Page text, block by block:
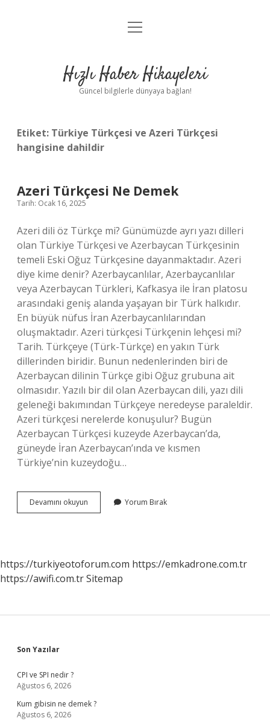
Anasayfa
Yasal Uyarı
menüyü
Hızlı Haber Hikayeleri
Güncel bilgilerle dünyaya bağlan!
Etiket: Türkiye Türkçesi ve Azeri Türkçesi
hangisine dahildir
Azeri Türkçesi Ne Demek
Tarih: Ocak 16, 2025
Azeri dili öz Türkçe mi? Günümüzde ayrı yazı dilleri
olan Türkiye Türkçesi ve Azerbaycan Türkçesinin
temeli Eski Oğuz Türkçesine dayanmaktadır. Azeri
diye kime denir? Azerbaycanlılar, Azerbaycanlılar
veya Azerbaycan Türkleri, Kafkasya ile İran platosu
arasındaki geniş alanda yaşayan bir Türk halkıdır.
En büyük nüfus İran Azerbaycanlılarından
oluşmaktadır. Azeri türkçesi Türkçenin lehçesi mi?
Tarih. Türkçeye (Türk-Türkçe) en yakın Türk
dillerinden biridir. Bunun nedenlerinden biri de
Azerbaycan dilinin Türkçe gibi Oğuz grubuna ait
olmasıdır. Yazılı bir dil olan Azerbaycan dili, yazı dili
geleneği bakımından Türkçeye neredeyse paraleldir.
Azeri türkçesi nerelerde konuşulur? Bugün
Azerbaycan Türkçesi kuzeyde Azerbaycan’da,
güneyde İran Azerbaycan’ında ve kısmen
Türkiye’nin kuzeydoğu…
Devamını okuyun
Türkçesi
Yorum Bırak
https://turkiyeotoforum.com https://emkadrone.com.tr
https://awifi.com.trSitemap
Sidebar
Son Yazılar
CPI ve SPI nedir ?
Ağustos 6, 2026
Kum gibisin ne demek ?
Ağustos 6, 2026